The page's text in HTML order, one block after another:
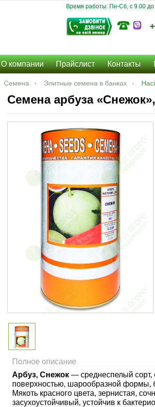
Время работы: Пн-Сб, c 9.00 до
О компании Прайслист Контакты
Семена Элитные семена в банках
Семена арбуза
Полное описание
Арбуз, Снежок — среднеспелый сорт,
поверхностью, шарообразной формы,
Мякоть красного цвета, зернистая,
засухоустойчивый, устойчив к